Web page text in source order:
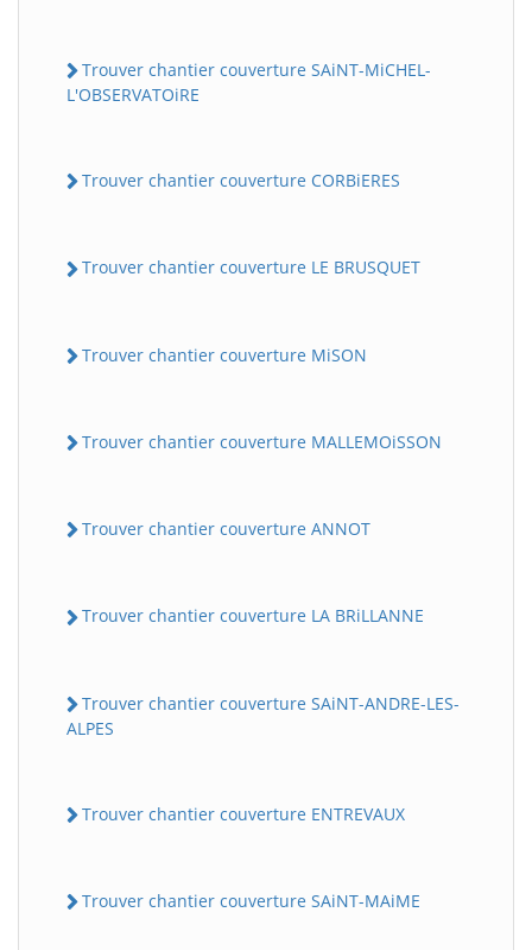
Trouver chantier couverture SAiNT-MiCHEL-
L'OBSERVATOiRE
Trouver chantier couverture CORBiERES
Trouver chantier couverture LE BRUSQUET
Trouver chantier couverture MiSON
Trouver chantier couverture MALLEMOiSSON
Trouver chantier couverture ANNOT
Trouver chantier couverture LA BRiLLANNE
Trouver chantier couverture SAiNT-ANDRE-LES-
ALPES
Trouver chantier couverture ENTREVAUX
Trouver chantier couverture SAiNT-MAiME